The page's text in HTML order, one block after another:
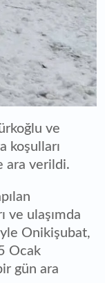
ve
koşulları
ara verildi.
ve ulaşımda
Onikişubat,
Ocak
gün ara